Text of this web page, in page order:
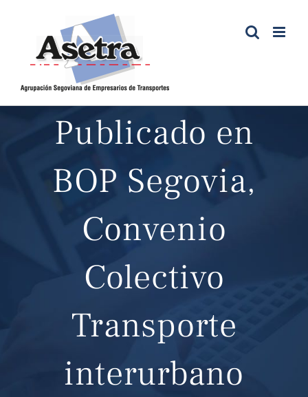
contenido
Publicado en
BOP Segovia,
Convenio
Colectivo
Transporte
interurbano